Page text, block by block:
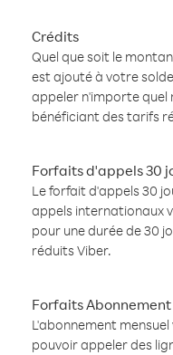
Crédits
Quel que soit le
est ajouté à votre
appeler n'importe quel
bénéficiant des tarifs
Forfaits d'appels 30
Le forfait d'appels 30
appels internationaux
pour une durée de 30
réduits Viber.
Forfaits Abonnement
L'abonnement
pouvoir appeler des